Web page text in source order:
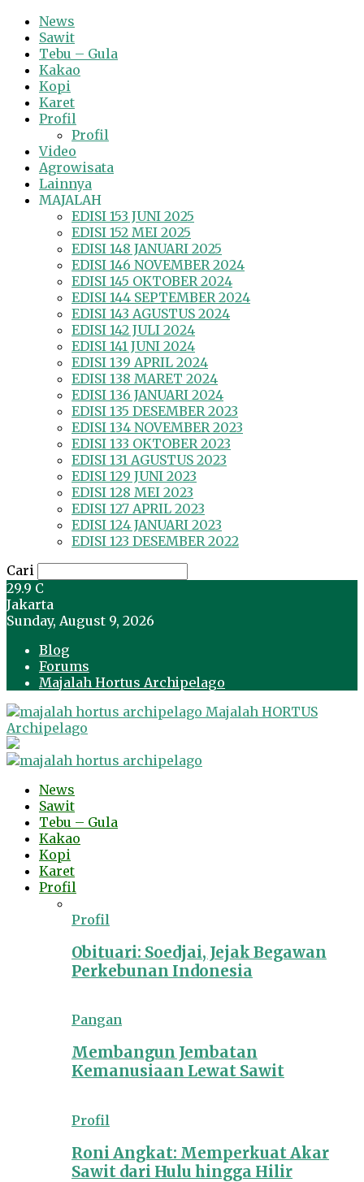
News
Sawit
Tebu – Gula
Kakao
Kopi
Karet
Profil
Profil
Video
Agrowisata
Lainnya
MAJALAH
EDISI 153 JUNI 2025
EDISI 152 MEI 2025
EDISI 148 JANUARI 2025
EDISI 146 NOVEMBER 2024
EDISI 145 OKTOBER 2024
EDISI 144 SEPTEMBER 2024
EDISI 143 AGUSTUS 2024
EDISI 142 JULI 2024
EDISI 141 JUNI 2024
EDISI 139 APRIL 2024
EDISI 138 MARET 2024
EDISI 136 JANUARI 2024
EDISI 135 DESEMBER 2023
EDISI 134 NOVEMBER 2023
EDISI 133 OKTOBER 2023
EDISI 131 AGUSTUS 2023
EDISI 129 JUNI 2023
EDISI 128 MEI 2023
EDISI 127 APRIL 2023
EDISI 124 JANUARI 2023
EDISI 123 DESEMBER 2022
Cari
29.9 C
Jakarta
Sunday, August 9, 2026
Blog
Forums
Majalah Hortus Archipelago
Majalah HORTUS
Archipelago
News
Sawit
Tebu – Gula
Kakao
Kopi
Karet
Profil
Profil
Obituari: Soedjai, Jejak Begawan
Perkebunan Indonesia
Pangan
Membangun Jembatan
Kemanusiaan Lewat Sawit
Profil
Roni Angkat: Memperkuat Akar
Sawit dari Hulu hingga Hilir